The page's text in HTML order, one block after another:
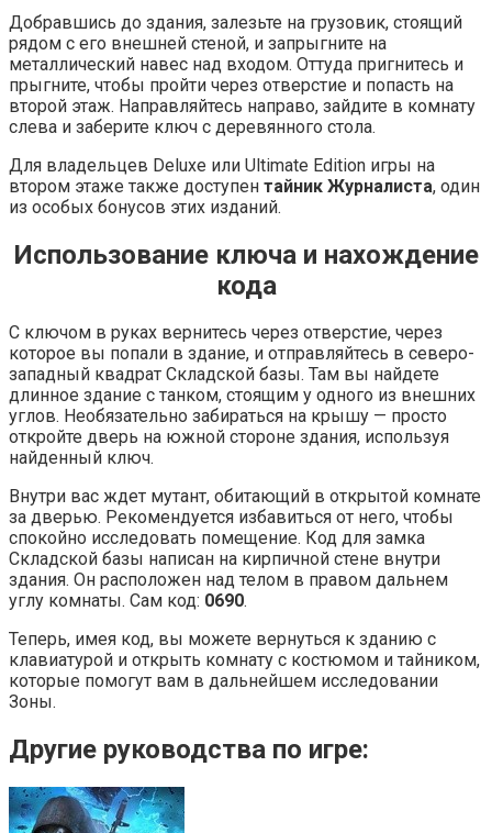
Добравшись до здания, залезьте на грузовик, стоящий
рядом с его внешней стеной, и запрыгните на
металлический навес над входом. Оттуда пригнитесь и
прыгните, чтобы пройти через отверстие и попасть на
второй этаж. Направляйтесь направо, зайдите в комнату
слева и заберите ключ с деревянного стола.
Для владельцев Deluxe или Ultimate Edition игры на
втором этаже также доступен тайник Журналиста, один
из особых бонусов этих изданий.
Использование ключа и нахождение
кода
С ключом в руках вернитесь через отверстие, через
которое вы попали в здание, и отправляйтесь в северо-
западный квадрат Складской базы. Там вы найдете
длинное здание с танком, стоящим у одного из внешних
углов. Необязательно забираться на крышу — просто
откройте дверь на южной стороне здания, используя
найденный ключ.
Внутри вас ждет мутант, обитающий в открытой комнате
за дверью. Рекомендуется избавиться от него, чтобы
спокойно исследовать помещение. Код для замка
Складской базы написан на кирпичной стене внутри
здания. Он расположен над телом в правом дальнем
углу комнаты. Сам код: 0690.
Теперь, имея код, вы можете вернуться к зданию с
клавиатурой и открыть комнату с костюмом и тайником,
которые помогут вам в дальнейшем исследовании
Зоны.
Другие руководства по игре: